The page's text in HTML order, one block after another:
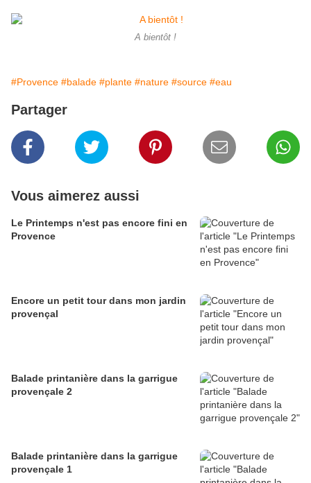
A bientôt !
#Provence #balade #plante #nature #source #eau
Partager
Vous aimerez aussi
Le Printemps n'est pas encore fini en
Provence
Encore un petit tour dans mon jardin
provençal
Balade printanière dans la garrigue
provençale 2
Balade printanière dans la garrigue
provençale 1